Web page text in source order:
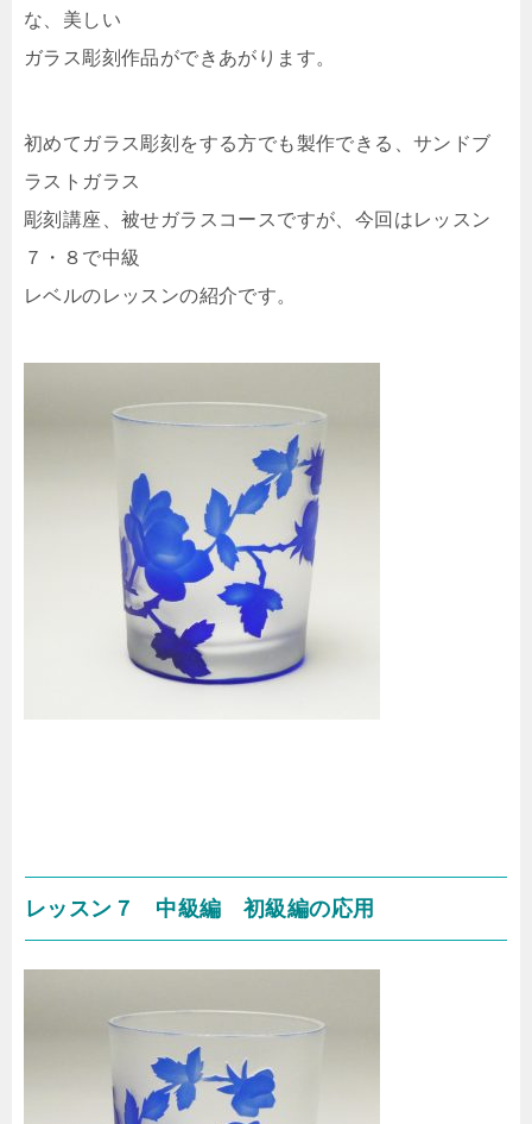
な、美しい
ガラス彫刻作品ができあがります。
初めてガラス彫刻をする方でも製作できる、サンドブ
ラストガラス
彫刻講座、被せガラスコースですが、今回はレッスン
７・８で中級
レベルのレッスンの紹介です。
レッスン７ 中級編 初級編の応用